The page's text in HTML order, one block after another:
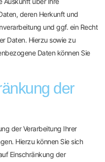
deren Herkunft und
und ggf. ein Recht
Daten. Hierzu sowie zu
Daten können Sie
der
der Verarbeitung Ihrer
Hierzu können Sie sich
Einschränkung der